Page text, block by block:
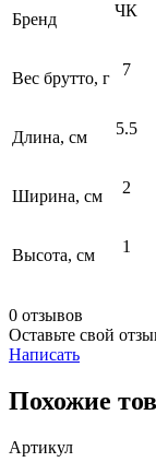
Бренд ЧК
Вес брутто, г 7
Длина, см 5.5
Ширина, см 2
Высота, см 1
0 отзывов
Оставьте свой
Написать
Похожие
Артикул